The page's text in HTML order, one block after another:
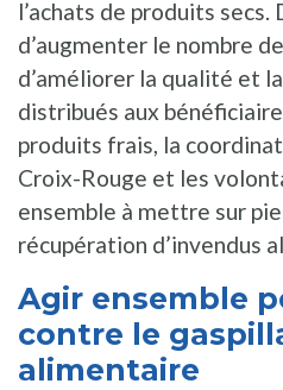
l’achats de produits secs.
d’augmenter le nombre
d’améliorer la qualité et
distribués aux
produits frais, la
Croix-Rouge et les
ensemble à mettre sur
récupération d’invendus
Agir ensemble
contre le
alimentaire